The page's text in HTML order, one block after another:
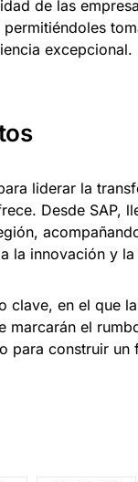
de las
excepcional.
liderar la
Desde SAP,
la innovación y
clave, en el que
el
para construir un